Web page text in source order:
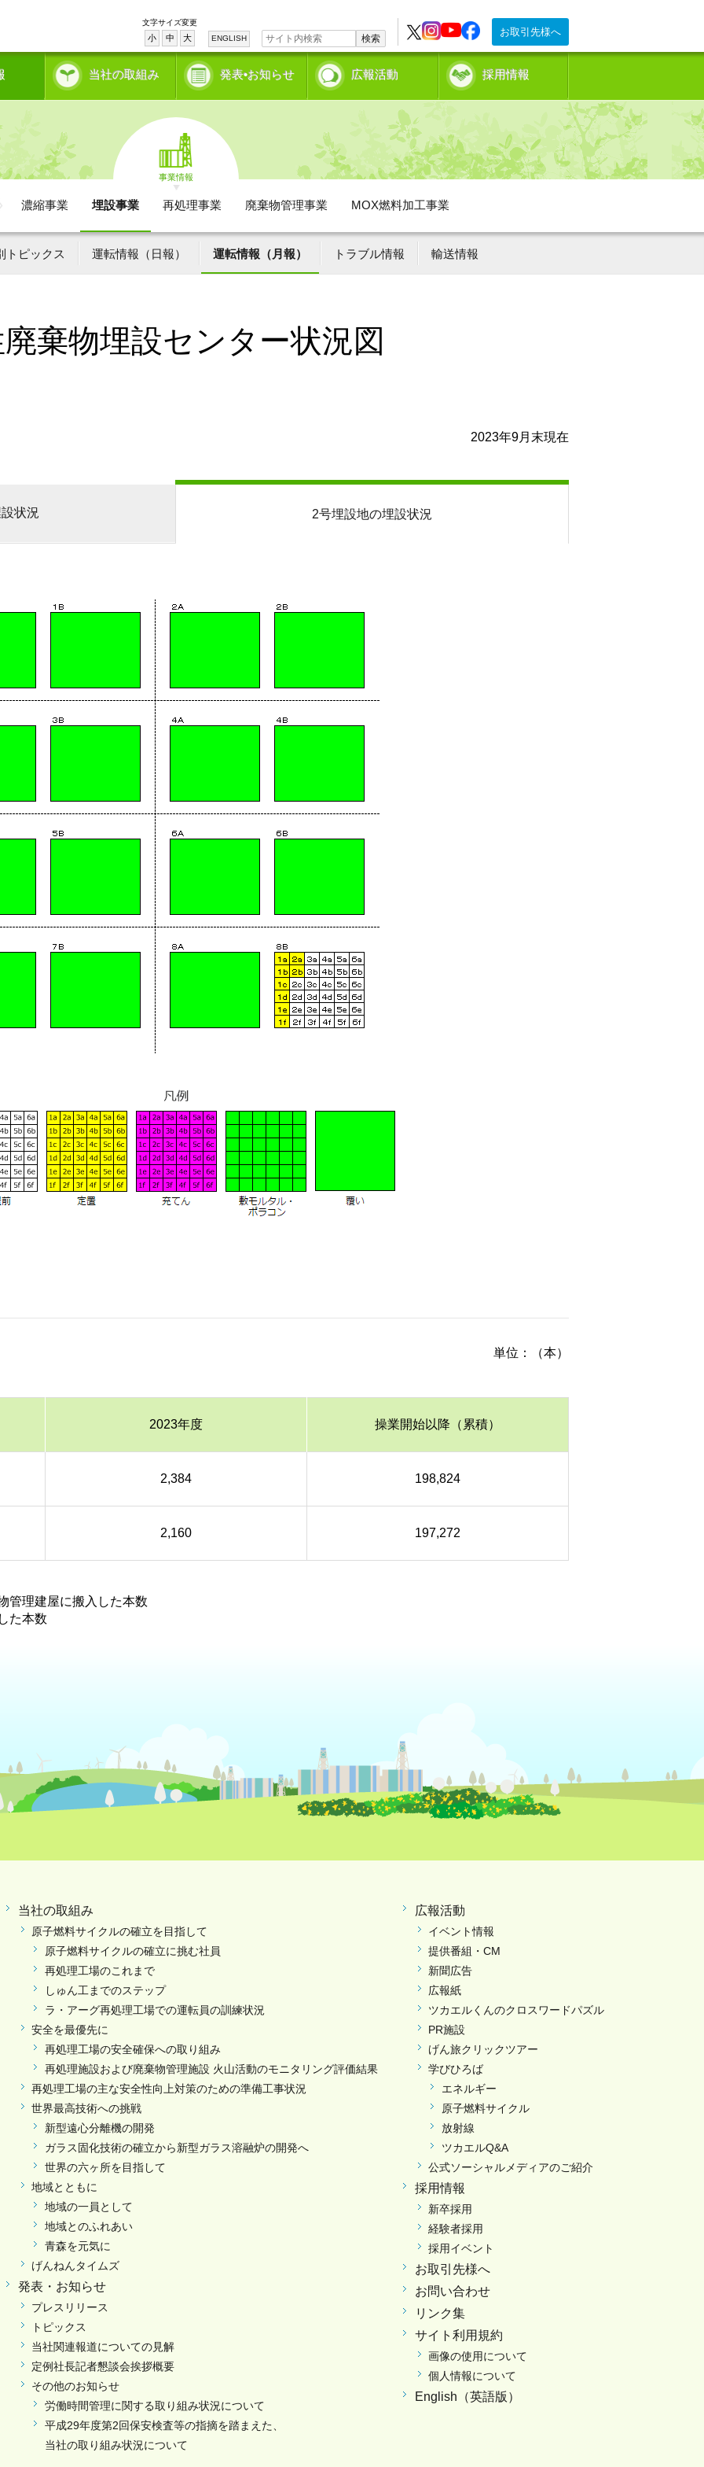
お取引先様へ
検索
文字サイズ変更
小 中 大 ENGLISH
当社の取組み 発表•お知らせ 広報活動 採用情報
事業情報
濃縮事業 埋設事業 再処理事業 廃棄物管理事業 MOX燃料加工事業
トピックス 運転情報（日報） 運転情報（月報） トラブル情報 輸送情報
棄物埋設センター状況図
2023年9月末現在
状況 2号埋設地の埋設状況
単位：（本）
2023年度 操業開始以降（累積）
2,384 198,824
2,160 197,272
管理建屋に搬入した本数
た本数
当社の取組み
原子燃料サイクルの確立を目指して
原子燃料サイクルの確立に挑む社員
再処理工場のこれまで
しゅん工までのステップ
ラ・アーグ再処理工場での運転員の訓練状況
安全を最優先に
再処理工場の安全確保への取り組み
再処理施設および廃棄物管理施設 火山活動のモニタリング評価結果
再処理工場の主な安全性向上対策のための準備工事状況
世界最高技術への挑戦
新型遠心分離機の開発
ガラス固化技術の確立から新型ガラス溶融炉の開発へ
世界の六ヶ所を目指して
地域とともに
地域の一員として
地域とのふれあい
青森を元気に
げんねんタイムズ
発表・お知らせ
プレスリリース
トピックス
当社関連報道についての見解
定例社長記者懇談会挨拶概要
その他のお知らせ
労働時間管理に関する取り組み状況について
平成29年度第2回保安検査等の指摘を踏まえた、
当社の取り組み状況について
広報活動
イベント情報
提供番組・CM
新聞広告
広報紙
ツカエルくんのクロスワードパズル
PR施設
げん旅クリックツアー
学びひろば
エネルギー
原子燃料サイクル
放射線
ツカエルQ&A
公式ソーシャルメディアのご紹介
採用情報
新卒採用
経験者採用
採用イベント
お取引先様へ
お問い合わせ
リンク集
サイト利用規約
画像の使用について
個人情報について
English（英語版）